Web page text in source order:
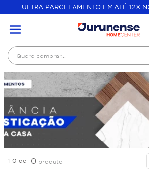
ULTRA PARCELAMENTO EM ATÉ 12X
Quero comprar...
1-0 de 0 produto